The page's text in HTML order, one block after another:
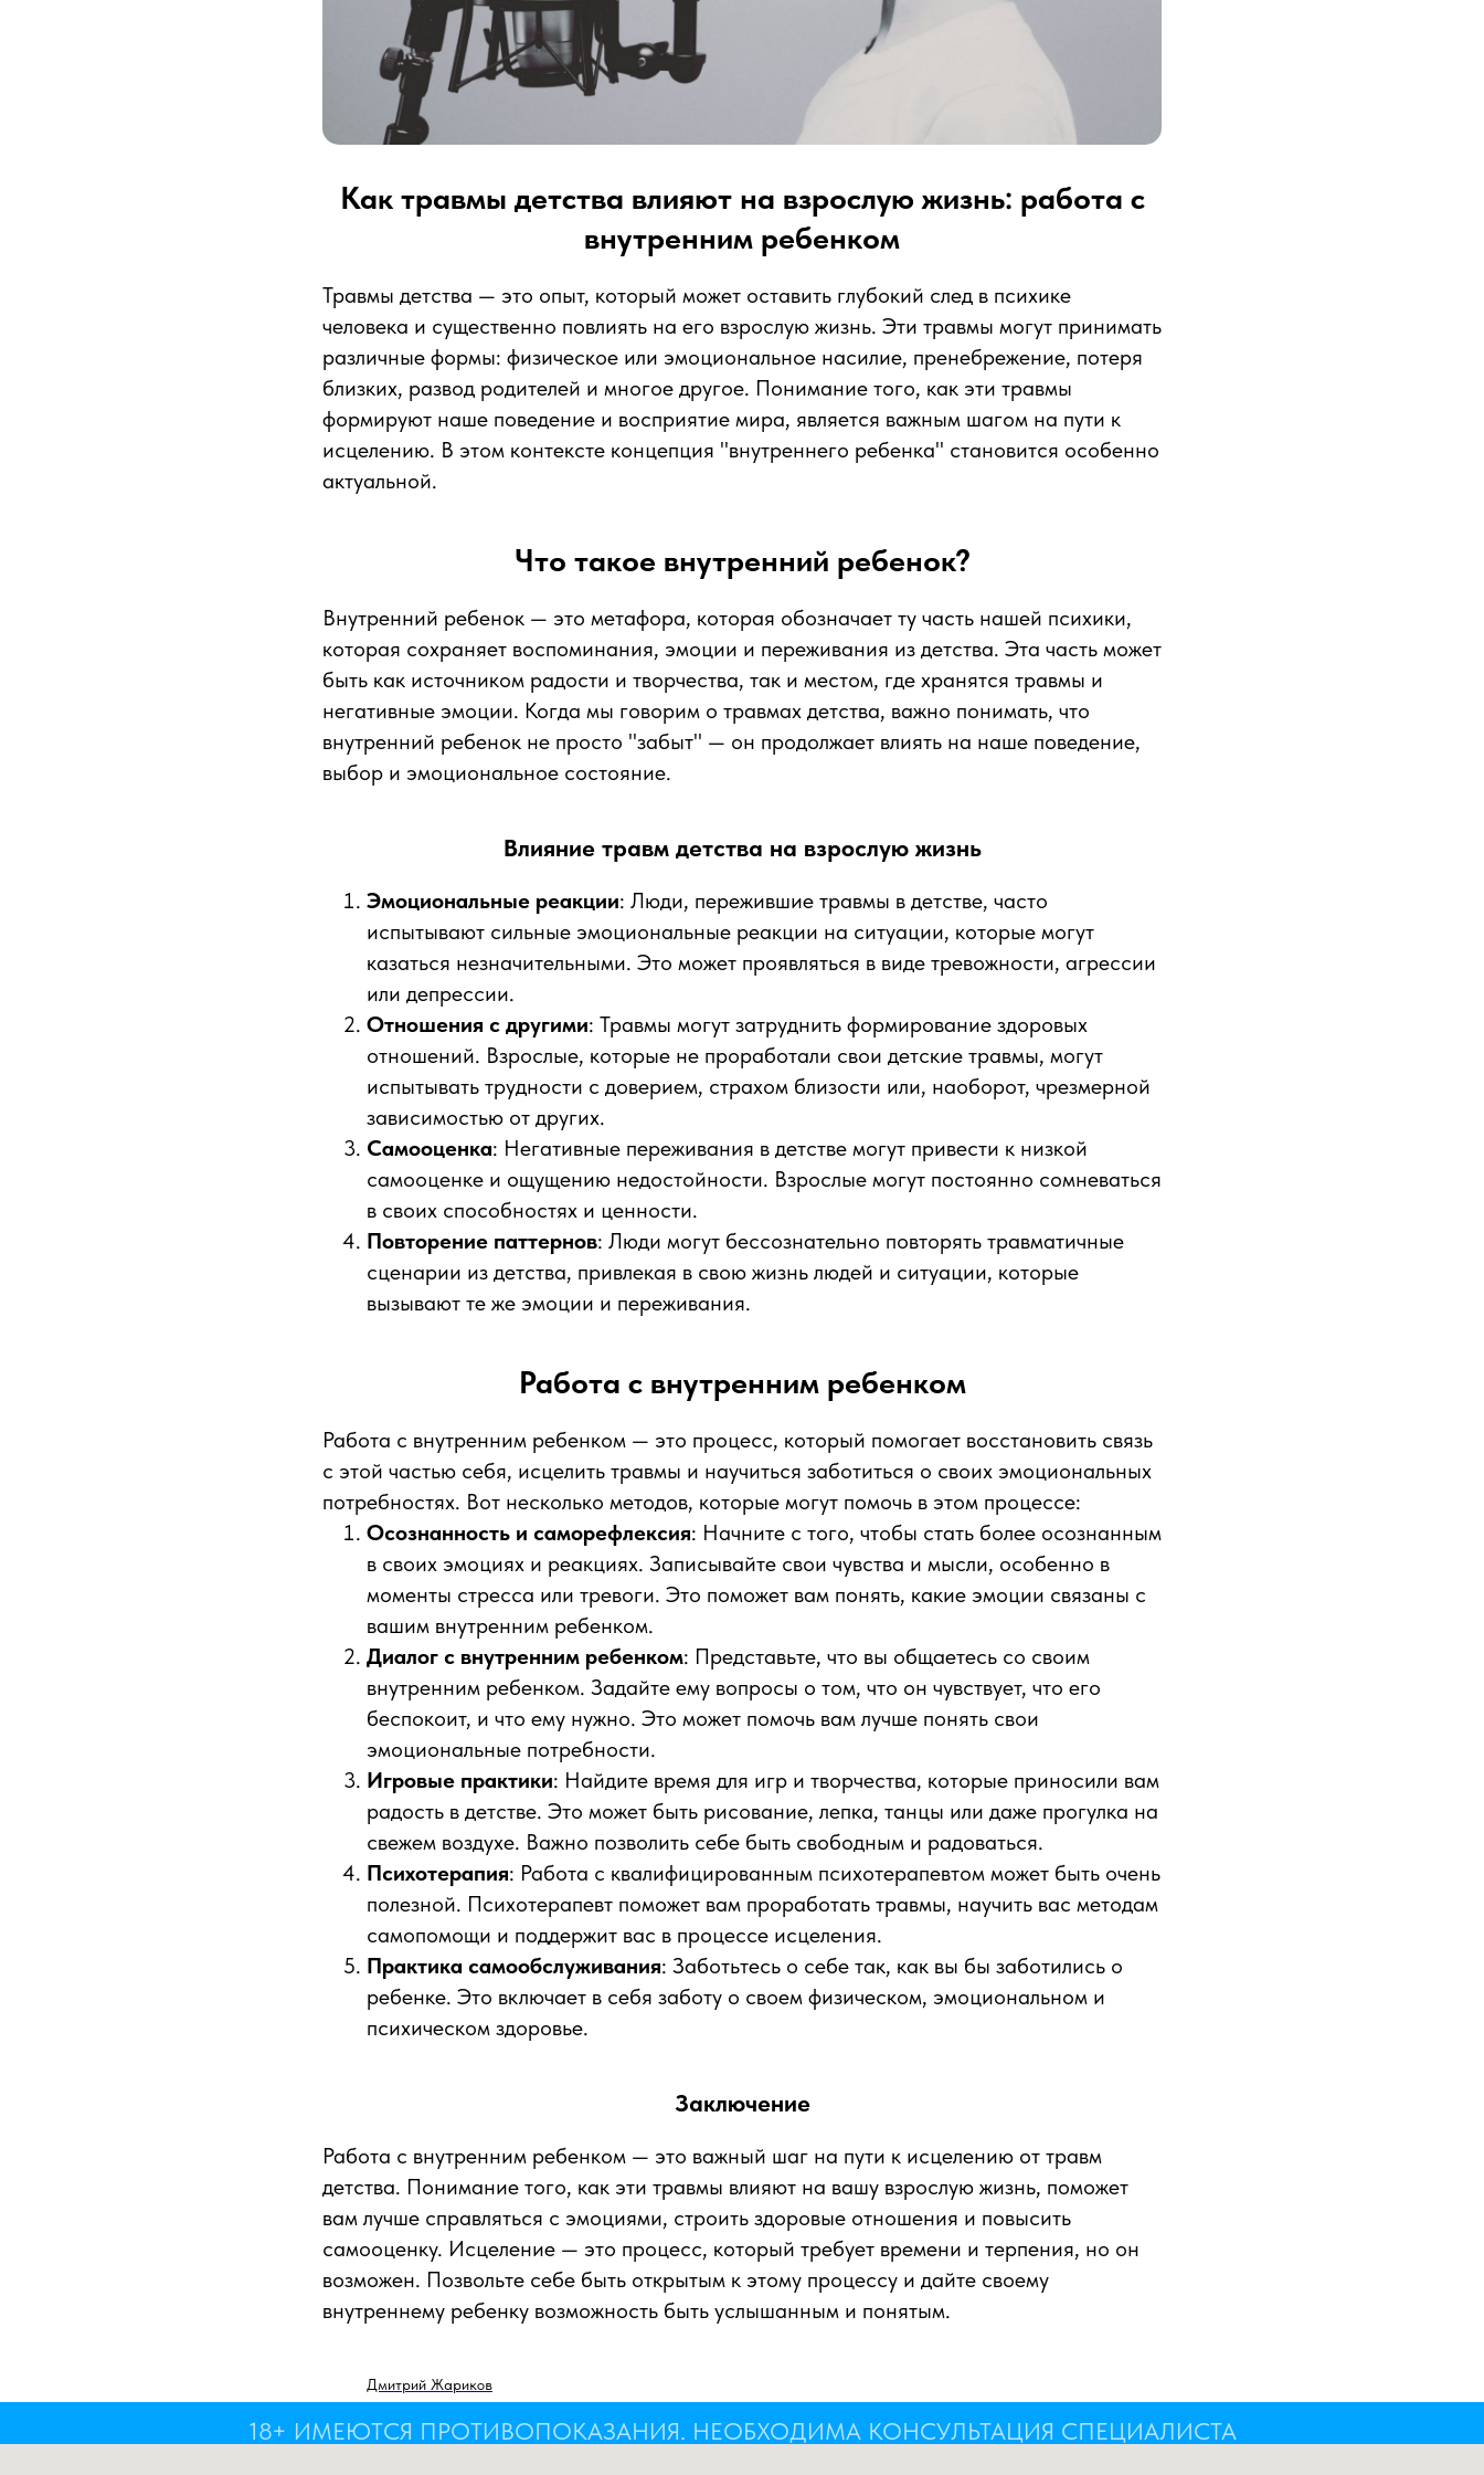
Как травмы детства влияют на взрослую жизнь: работа с
внутренним ребенком
Травмы детства — это опыт, который может оставить глубокий след в психике
человека и существенно повлиять на его взрослую жизнь. Эти травмы могут принимать
различные формы: физическое или эмоциональное насилие, пренебрежение, потеря
близких, развод родителей и многое другое. Понимание того, как эти травмы
формируют наше поведение и восприятие мира, является важным шагом на пути к
исцелению. В этом контексте концепция "внутреннего ребенка" становится особенно
актуальной.
Что такое внутренний ребенок?
Внутренний ребенок — это метафора, которая обозначает ту часть нашей психики,
которая сохраняет воспоминания, эмоции и переживания из детства. Эта часть может
быть как источником радости и творчества, так и местом, где хранятся травмы и
негативные эмоции. Когда мы говорим о травмах детства, важно понимать, что
внутренний ребенок не просто "забыт" — он продолжает влиять на наше поведение,
выбор и эмоциональное состояние.
Влияние травм детства на взрослую жизнь
Эмоциональные реакции: Люди, пережившие травмы в детстве, часто
испытывают сильные эмоциональные реакции на ситуации, которые могут
казаться незначительными. Это может проявляться в виде тревожности, агрессии
или депрессии.
Отношения с другими: Травмы могут затруднить формирование здоровых
отношений. Взрослые, которые не проработали свои детские травмы, могут
испытывать трудности с доверием, страхом близости или, наоборот, чрезмерной
зависимостью от других.
Самооценка: Негативные переживания в детстве могут привести к низкой
самооценке и ощущению недостойности. Взрослые могут постоянно сомневаться
в своих способностях и ценности.
Повторение паттернов: Люди могут бессознательно повторять травматичные
сценарии из детства, привлекая в свою жизнь людей и ситуации, которые
вызывают те же эмоции и переживания.
Работа с внутренним ребенком
Работа с внутренним ребенком — это процесс, который помогает восстановить связь
с этой частью себя, исцелить травмы и научиться заботиться о своих эмоциональных
потребностях. Вот несколько методов, которые могут помочь в этом процессе:
Осознанность и саморефлексия: Начните с того, чтобы стать более осознанным
в своих эмоциях и реакциях. Записывайте свои чувства и мысли, особенно в
моменты стресса или тревоги. Это поможет вам понять, какие эмоции связаны с
вашим внутренним ребенком.
Диалог с внутренним ребенком: Представьте, что вы общаетесь со своим
внутренним ребенком. Задайте ему вопросы о том, что он чувствует, что его
беспокоит, и что ему нужно. Это может помочь вам лучше понять свои
эмоциональные потребности.
Игровые практики: Найдите время для игр и творчества, которые приносили вам
радость в детстве. Это может быть рисование, лепка, танцы или даже прогулка на
свежем воздухе. Важно позволить себе быть свободным и радоваться.
Психотерапия: Работа с квалифицированным психотерапевтом может быть очень
полезной. Психотерапевт поможет вам проработать травмы, научить вас методам
самопомощи и поддержит вас в процессе исцеления.
Практика самообслуживания: Заботьтесь о себе так, как вы бы заботились о
ребенке. Это включает в себя заботу о своем физическом, эмоциональном и
психическом здоровье.
Заключение
Работа с внутренним ребенком — это важный шаг на пути к исцелению от травм
детства. Понимание того, как эти травмы влияют на вашу взрослую жизнь, поможет
вам лучше справляться с эмоциями, строить здоровые отношения и повысить
самооценку. Исцеление — это процесс, который требует времени и терпения, но он
возможен. Позвольте себе быть открытым к этому процессу и дайте своему
внутреннему ребенку возможность быть услышанным и понятым.
Дмитрий Жариков
18+ ИМЕЮТСЯ ПРОТИВОПОКАЗАНИЯ. НЕОБХОДИМА КОНСУЛЬТАЦИЯ СПЕЦИАЛИСТА